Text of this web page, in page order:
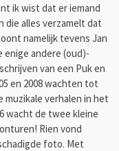
ik wist dat er iemand
die alles verzamelt dat
namelijk tevens Jan
andere (oud)-
van een Puk en
en 2008 wachten tot
verhalen in het
wacht de twee kleine
Rien vond
foto. Met